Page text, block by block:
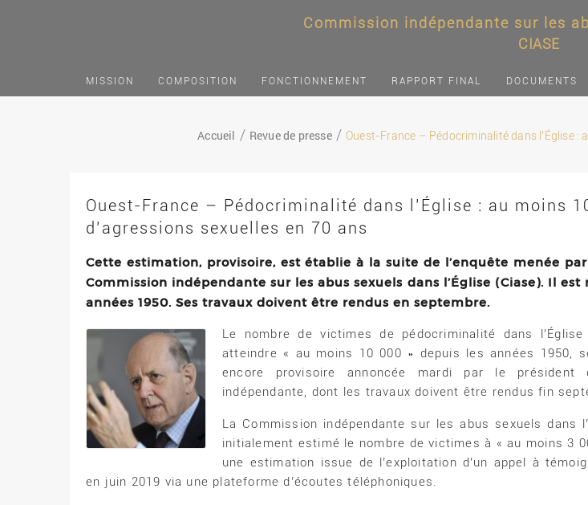
Commission indépendante sur les
CIASE
MISSION COMPOSITION FONCTIONNEMENT RAPPORT FINAL DOCUMENTS
Accueil Revue de presse Ouest-France – Pédocriminalité dans l’Église :
Ouest-France – Pédocriminalité dans l’Église : au moins
d’agressions sexuelles en 70 ans
Cette estimation, provisoire, est établie à la suite de l’enquête menée
Commission indépendante sur les abus sexuels dans l’Église (Ciase). Il est
années 1950. Ses travaux doivent être rendus en septembre.
Le nombre de victimes de pédocriminalité dans
atteindre « au moins 10 000 » depuis les années 1950,
encore provisoire annoncée mardi par le président
indépendante, dont les travaux doivent être rendus fin
La Commission indépendante sur les abus sexuels dans
initialement estimé le nombre de victimes à « au moins 3
une estimation issue de l’exploitation d’un appel à
en juin 2019 via une plateforme d’écoutes téléphoniques.